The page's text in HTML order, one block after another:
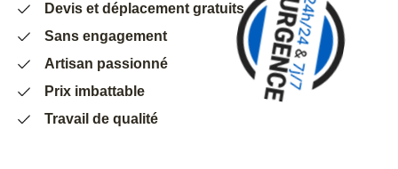
Devis et déplacement gratuits
Sans engagement
Artisan passionné
Prix imbattable
Travail de qualité